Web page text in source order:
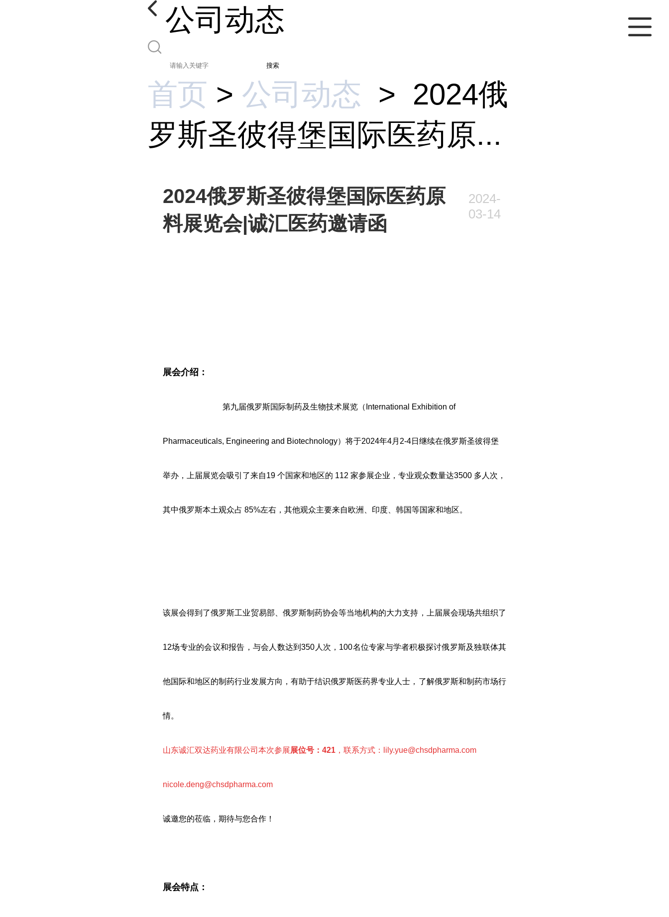
公司动态
搜索
首页 > 公司动态 > 2024俄
罗斯圣彼得堡国际医药原...
2024俄罗斯圣彼得堡国际医药原
料展览会|诚汇医药邀请函
2024-
03-14
展会介绍：
第九届俄罗斯国际制药及生物技术展览（International Exhibition of
Pharmaceuticals, Engineering and Biotechnology）将于2024年4月2-4日继续在俄罗斯圣彼得堡
举办，上届展览会吸引了来自19 个国家和地区的 112 家参展企业，专业观众数量达3500 多人次，
其中俄罗斯本土观众占 85%左右，其他观众主要来自欧洲、印度、韩国等国家和地区。
该展会得到了俄罗斯工业贸易部、俄罗斯制药协会等当地机构的大力支持，上届展会现场共组织了
12场专业的会议和报告，与会人数达到350人次，100名位专家与学者积极探讨俄罗斯及独联体其
他国际和地区的制药行业发展方向，有助于结识俄罗斯医药界专业人士，了解俄罗斯和制药市场行
情。
山东诚汇双达药业有限公司本次参展展位号： 421 ，联系方式： lily.yue@chsdpharma.com
nicole.deng@chsdpharma.com
诚邀您的莅临，期待与您合作！
展会特点：